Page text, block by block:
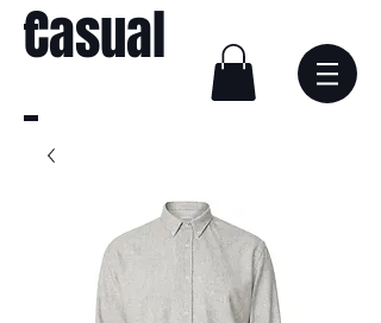
Casual